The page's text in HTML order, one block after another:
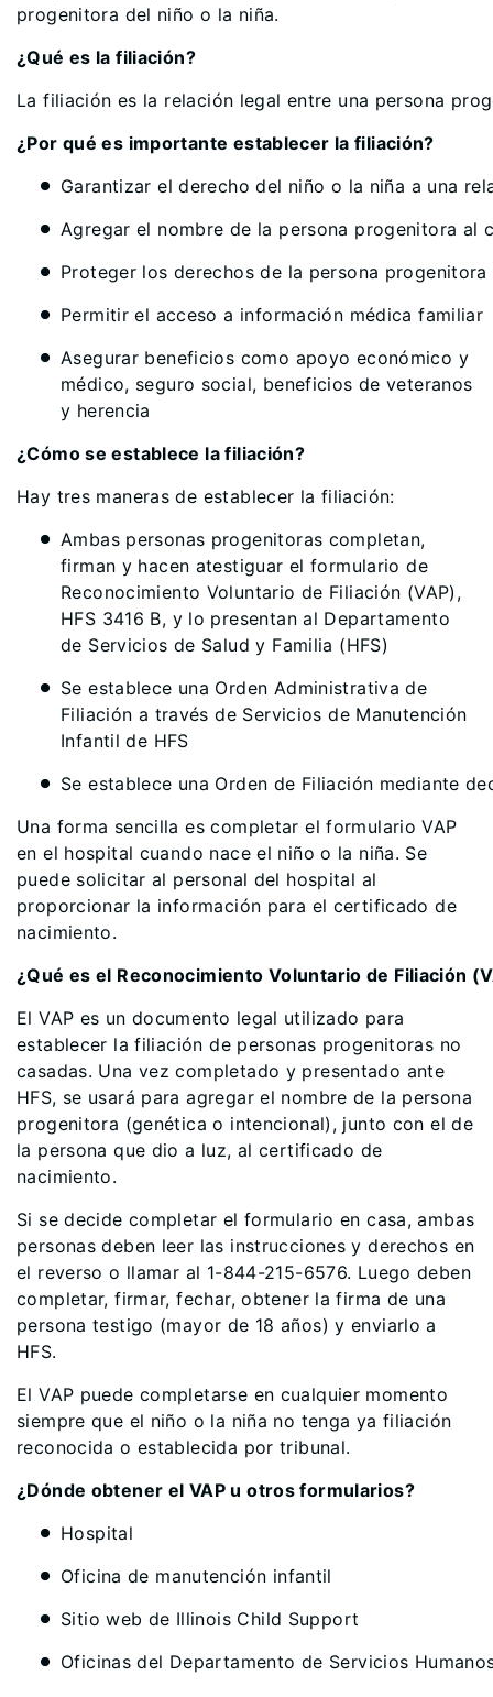
progenitora del niño o la niña.
¿Qué es la filiación?
La filiación es la relación legal entre una persona
¿Por qué es importante establecer la filiación?
Garantizar el derecho del niño o la niña a una
Agregar el nombre de la persona progenitora al
Proteger los derechos de la persona progenitora
Permitir el acceso a información médica familiar
Asegurar beneficios como apoyo económico y
médico, seguro social, beneficios de veteranos
y herencia
¿Cómo se establece la filiación?
Hay tres maneras de establecer la filiación:
Ambas personas progenitoras completan,
firman y hacen atestiguar el formulario de
Reconocimiento Voluntario de Filiación (VAP),
HFS 3416 B, y lo presentan al Departamento
de Servicios de Salud y Familia (HFS)
Se establece una Orden Administrativa de
Filiación a través de Servicios de Manutención
Infantil de HFS
Se establece una Orden de Filiación mediante
Una forma sencilla es completar el formulario VAP
en el hospital cuando nace el niño o la niña. Se
puede solicitar al personal del hospital al
proporcionar la información para el certificado de
nacimiento.
¿Qué es el Reconocimiento Voluntario de Filiación
El VAP es un documento legal utilizado para
establecer la filiación de personas progenitoras no
casadas. Una vez completado y presentado ante
HFS, se usará para agregar el nombre de la persona
progenitora (genética o intencional), junto con el de
la persona que dio a luz, al certificado de
nacimiento.
Si se decide completar el formulario en casa, ambas
personas deben leer las instrucciones y derechos en
el reverso o llamar al 1-844-215-6576. Luego deben
completar, firmar, fechar, obtener la firma de una
persona testigo (mayor de 18 años) y enviarlo a
HFS.
El VAP puede completarse en cualquier momento
siempre que el niño o la niña no tenga ya filiación
reconocida o establecida por tribunal.
¿Dónde obtener el VAP u otros formularios?
Hospital
Oficina de manutención infantil
Sitio web de Illinois Child Support
Oficinas del Departamento de Servicios